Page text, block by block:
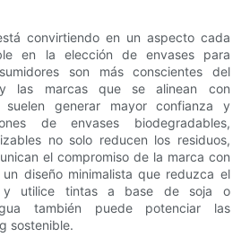
convirtiendo en un aspecto cada
en la elección de envases para
son más conscientes del
las marcas que se alinean con
suelen generar mayor confianza y
de envases biodegradables,
no solo reducen los residuos,
el compromiso de la marca con
diseño minimalista que reduzca el
y utilice tintas a base de soja o
también puede potenciar las
sostenible.